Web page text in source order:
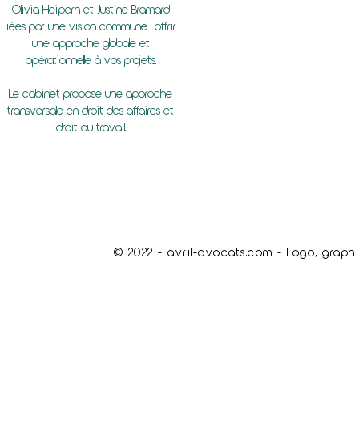
Olivia Heilpern et Justine Bramard
liées par une vision commune : offrir
une approche globale et
opérationnelle à vos projets.
Le cabinet propose une approche
transversale en droit des affaires et
droit du travail.
© 2022 - avril-avocats.com - Logo,